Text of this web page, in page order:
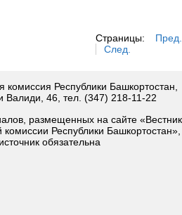
Страницы:
Пред.
След.
комиссия Республики Башкортостан,
Валиди, 46, тел. (347) 218-11-22
размещенных на сайте «Вестник
Республики Башкортостан»,
обязательна